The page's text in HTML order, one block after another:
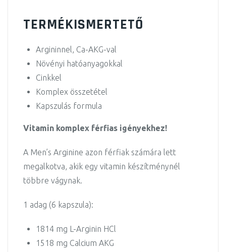
TERMÉKISMERTETŐ
Argininnel, Ca-AKG-val
Növényi hatóanyagokkal
Cinkkel
Komplex összetétel
Kapszulás formula
Vitamin komplex férfias igényekhez!
A Men’s Arginine azon férfiak számára lett
megalkotva, akik egy vitamin készítménynél
többre vágynak.
1 adag (6 kapszula):
1814 mg L-Arginin HCl
1518 mg Calcium AKG